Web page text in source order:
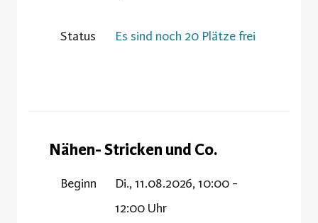
Status Es sind noch 20 Plätze frei
Nähen- Stricken und Co.
Beginn
Di., 11.08.2026, 10:00 -
12:00 Uhr